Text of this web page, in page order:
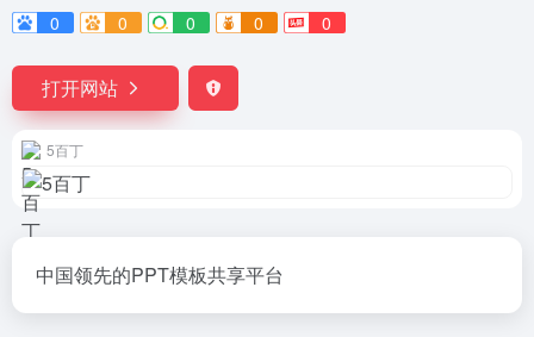
0
0 0 0 0
打开网站
5百丁
中国领先的PPT模板共享平台